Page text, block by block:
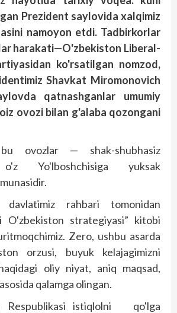
Prezident saylovida xalqimiz
namoyon etdi. Tadbirkorlar
harakati—O'zbekiston Liberal-
ko'rsatilgan nomzod,
Shavkat Miromonovich
qatnashganlar umumiy
ovozi bilan g'alaba qozongani
ovozlar — shak-shubhasiz
o'z Yo'lboshchisiga yuksak
rahbari tomonidan
O'zbekiston strategiyasi” kitobi
Zero, ushbu asarda
orzusi, buyuk kelajagimizni
oliy niyat, aniq maqsad,
qalamga olingan.
Respublikasi istiqlolni qo'lga